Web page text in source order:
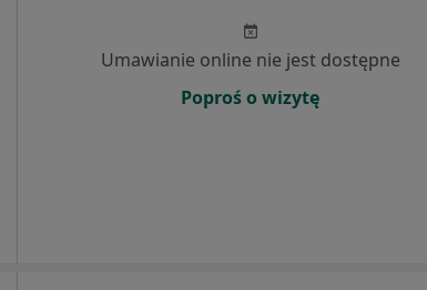
Umawianie online nie jest dostępne
Poproś o wizytę